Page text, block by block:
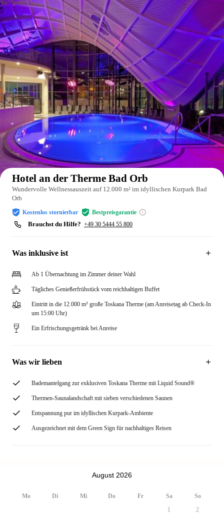
Auf der Karte anzeigen
Hotel an der Therme Bad Orb
Wundervolle Wellnessauszeit auf 12.000 m² im idyllischen Kurpark Bad
Orb
Kostenlos stornierbar Bestpreisgarantie
Brauchst du Hilfe? +49 30 5444 55 800
Was inklusive ist
Ab 1 Übernachtung im Zimmer deiner Wahl
Tägliches Genießerfrühstück vom reichhaltigen Buffet
Eintritt in die 12.000 m² große Toskana Therme (am Anreisetag ab Check-In
um 15:00 Uhr)
Ein Erfrischungsgetränk bei Anreise
Was wir lieben
Bademantelgang zur exklusiven Toskana Therme mit Liquid Sound®
Thermen-Saunalandschaft mit sieben verschiedenen Saunen
Entspannung pur im idyllischen Kurpark-Ambiente
Ausgezeichnet mit dem Green Sign für nachhaltiges Reisen
August 2026
Mo Di Mi Do Fr Sa So
1 2